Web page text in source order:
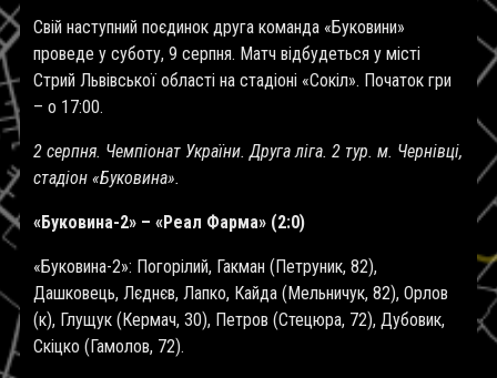
Свій наступний поєдинок друга команда «Буковини»
проведе у суботу, 9 серпня. Матч відбудеться у місті
Стрий Львівської області на стадіоні «Сокіл». Початок гри
– о 17:00.
2 серпня. Чемпіонат України. Друга ліга. 2 тур. м. Чернівці,
стадіон «Буковина».
«Буковина-2» – «Реал Фарма» (2:0)
«Буковина-2»: Погорілий, Гакман (Петруник, 82),
Дашковець, Лєднєв, Лапко, Кайда (Мельничук, 82), Орлов
(к), Глущук (Кермач, 30), Петров (Стецюра, 72), Дубовик,
Скіцко (Гамолов, 72).